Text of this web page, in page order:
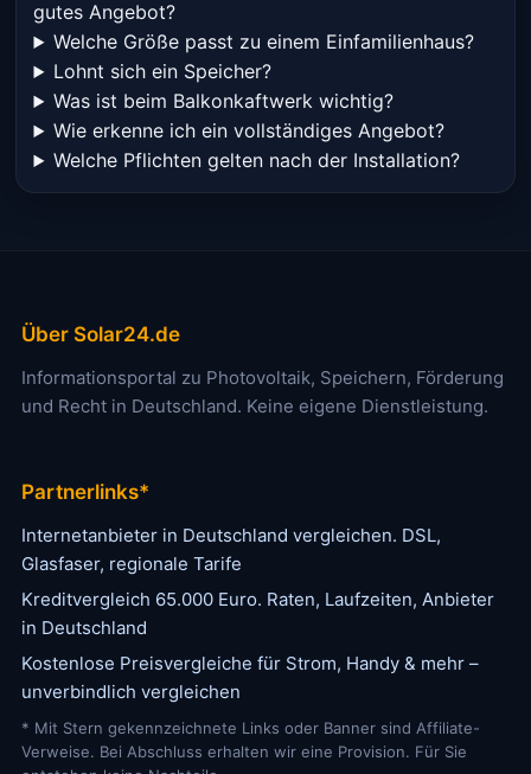
gutes Angebot?
Welche Größe passt zu einem Einfamilienhaus?
Lohnt sich ein Speicher?
Was ist beim Balkonkaftwerk wichtig?
Wie erkenne ich ein vollständiges Angebot?
Welche Pflichten gelten nach der Installation?
Über Solar24.de
Informationsportal zu Photovoltaik, Speichern, Förderung
und Recht in Deutschland. Keine eigene Dienstleistung.
Partnerlinks*
Internetanbieter in Deutschland vergleichen. DSL,
Glasfaser, regionale Tarife
Kreditvergleich 65.000 Euro. Raten, Laufzeiten, Anbieter
in Deutschland
Kostenlose Preisvergleiche für Strom, Handy & mehr –
unverbindlich vergleichen
* Mit Stern gekennzeichnete Links oder Banner sind Affiliate-
Verweise. Bei Abschluss erhalten wir eine Provision. Für Sie